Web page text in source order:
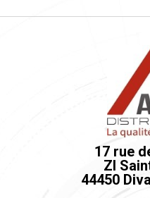
17 rue
ZI
44450